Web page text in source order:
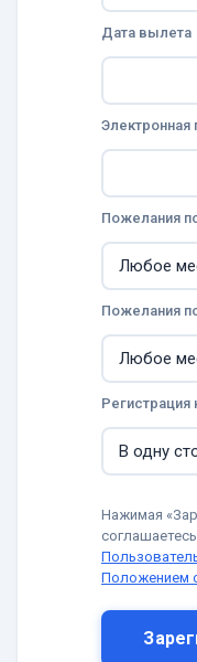
Дата вылета
Электронная
Пожелания
Пожелания
Регистрация
Нажимая
Положением